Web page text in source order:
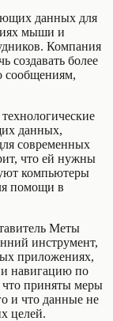
данных для
мыши и
Компания
создавать более
сообщениям,
данных,
современных
что ей нужны
компьютеры
помощи в
Меты
инструмент,
приложениях,
навигацию по
приняты меры
и что данные не
целей.